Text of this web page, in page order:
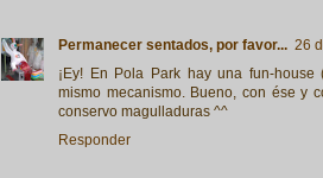
Permanecer sentados, por favor... 26
¡Ey! En Pola Park hay una fun-
mismo mecanismo. Bueno, con ése y
conservo magulladuras ^^
Responder